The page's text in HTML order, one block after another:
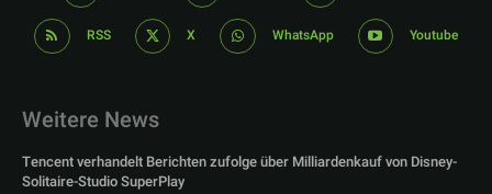
RSS X WhatsApp Youtube
Weitere News
Tencent verhandelt Berichten zufolge über Milliardenkauf von Disney-
Solitaire-Studio SuperPlay